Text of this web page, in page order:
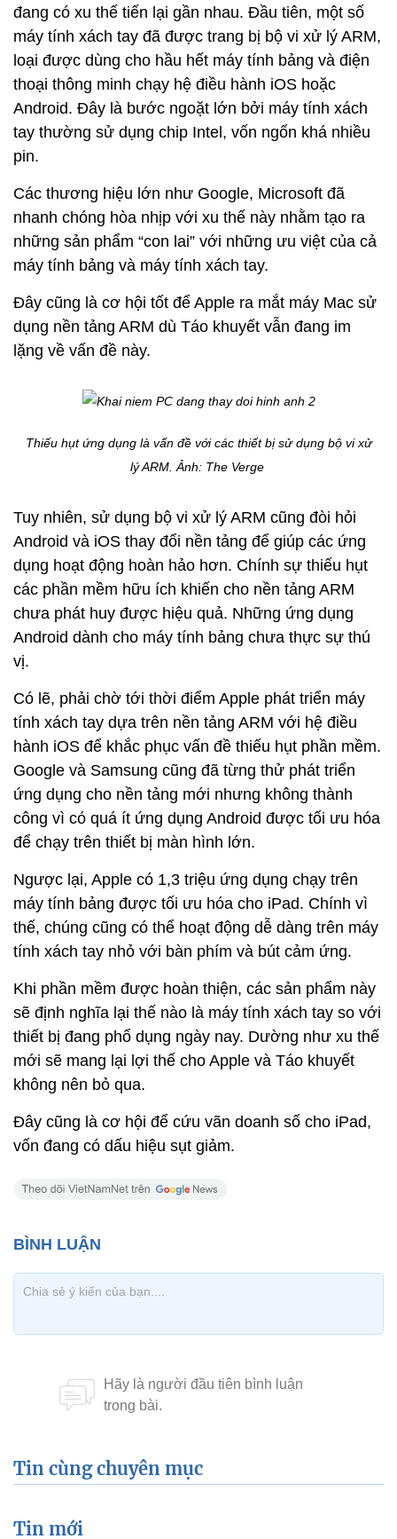
đang có xu thế tiến lại gần nhau. Đầu tiên, một số
máy tính xách tay đã được trang bị bộ vi xử lý ARM,
loại được dùng cho hầu hết máy tính bảng và điện
thoại thông minh chạy hệ điều hành iOS hoặc
Android. Đây là bước ngoặt lớn bởi máy tính xách
tay thường sử dụng chip Intel, vốn ngốn khá nhiều
pin.
Các thương hiệu lớn như Google, Microsoft đã
nhanh chóng hòa nhịp với xu thế này nhằm tạo ra
những sản phẩm “con lai” với những ưu việt của cả
máy tính bảng và máy tính xách tay.
Đây cũng là cơ hội tốt để Apple ra mắt máy Mac sử
dụng nền tảng ARM dù Táo khuyết vẫn đang im
lặng về vấn đề này.
Thiếu hụt ứng dụng là vấn đề với các thiết bị sử dụng bộ vi xử
lý ARM. Ảnh: The Verge
Tuy nhiên, sử dụng bộ vi xử lý ARM cũng đòi hỏi
Android và iOS thay đổi nền tảng để giúp các ứng
dụng hoạt động hoàn hảo hơn. Chính sự thiếu hụt
các phần mềm hữu ích khiến cho nền tảng ARM
chưa phát huy được hiệu quả. Những ứng dụng
Android dành cho máy tính bảng chưa thực sự thú
vị.
Có lẽ, phải chờ tới thời điểm Apple phát triển máy
tính xách tay dựa trên nền tảng ARM với hệ điều
hành iOS để khắc phục vấn đề thiếu hụt phần mềm.
Google và Samsung cũng đã từng thử phát triển
ứng dụng cho nền tảng mới nhưng không thành
công vì có quá ít ứng dụng Android được tối ưu hóa
để chạy trên thiết bị màn hình lớn.
Ngược lại, Apple có 1,3 triệu ứng dụng chạy trên
máy tính bảng được tối ưu hóa cho iPad. Chính vì
thế, chúng cũng có thể hoạt động dễ dàng trên máy
tính xách tay nhỏ với bàn phím và bút cảm ứng.
Khi phần mềm được hoàn thiện, các sản phẩm này
sẽ định nghĩa lại thế nào là máy tính xách tay so với
thiết bị đang phổ dụng ngày nay. Dường như xu thế
mới sẽ mang lại lợi thế cho Apple và Táo khuyết
không nên bỏ qua.
Đây cũng là cơ hội để cứu vãn doanh số cho iPad,
vốn đang có dấu hiệu sụt giảm.
Tin cùng chuyên mục
Tin mới